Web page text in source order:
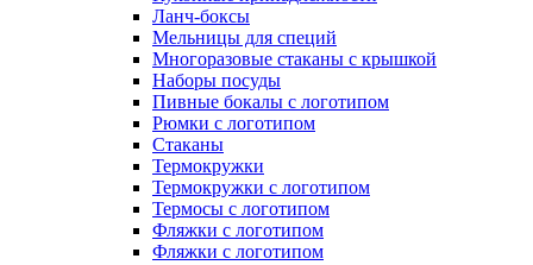
Ланч-боксы
Мельницы для специй
Многоразовые стаканы с крышкой
Наборы посуды
Пивные бокалы с логотипом
Рюмки с логотипом
Стаканы
Термокружки
Термокружки с логотипом
Термосы с логотипом
Фляжки с логотипом
Фляжки с логотипом